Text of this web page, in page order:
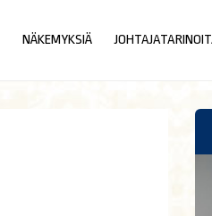
NÄKEMYKSIÄ